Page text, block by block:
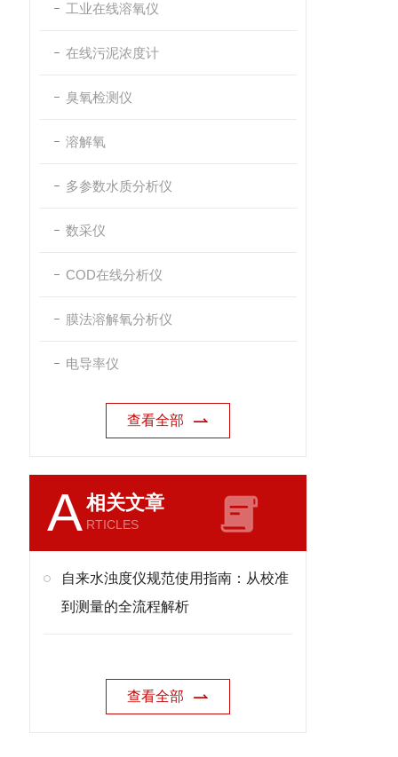
工业在线溶氧仪
在线污泥浓度计
臭氧检测仪
溶解氧
多参数水质分析仪
数采仪
COD在线分析仪
膜法溶解氧分析仪
电导率仪
查看全部
A相关文章
RTICLES
自来水浊度仪规范使用指南：从校准
到测量的全流程解析
查看全部